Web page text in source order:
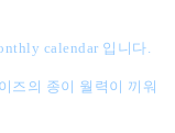
calendar 입니다.
즈의 종이 월력이 끼워